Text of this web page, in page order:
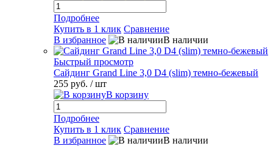
Подробнее
Купить в 1 клик Сравнение
В избранное
В наличии
Быстрый просмотр
Сайдинг Grand Line 3,0 D4 (slim) темно-бежевый
255 руб. / шт
В корзину
Подробнее
Купить в 1 клик Сравнение
В избранное
В наличии